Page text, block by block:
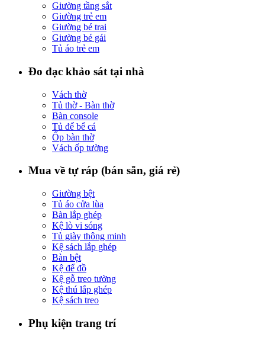
Giường tầng sắt
Giường trẻ em
Giường bé trai
Giường bé gái
Tủ áo trẻ em
Đo đạc khảo sát tại nhà
Vách thờ
Tủ thờ - Bàn thờ
Bàn console
Tủ để bể cá
Ốp bàn thờ
Vách ốp tường
Mua về tự ráp (bán sẵn, giá rẻ)
Giường bệt
Tủ áo cửa lùa
Bàn lắp ghép
Kệ lò vi sóng
Tủ giày thông minh
Kệ sách lắp ghép
Bàn bệt
Kệ để đồ
Kệ gỗ treo tường
Kệ thú lắp ghép
Kệ sách treo
Phụ kiện trang trí